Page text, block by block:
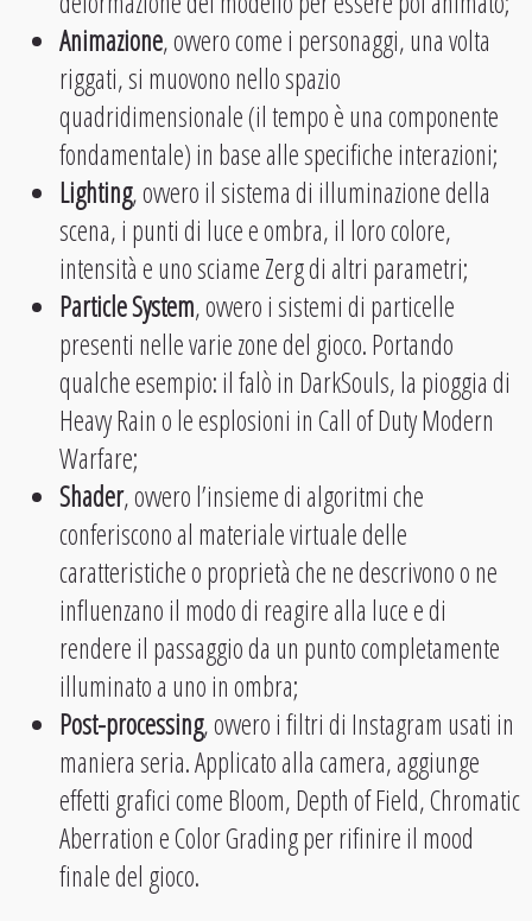
Animazione, ovvero come i personaggi, una volta
riggati, si muovono nello spazio
quadridimensionale (il tempo è una componente
fondamentale) in base alle specifiche interazioni;
Lighting, ovvero il sistema di illuminazione della
scena, i punti di luce e ombra, il loro colore,
intensità e uno sciame Zerg di altri parametri;
Particle System, ovvero i sistemi di particelle
presenti nelle varie zone del gioco. Portando
qualche esempio: il falò in DarkSouls, la pioggia di
Heavy Rain o le esplosioni in Call of Duty Modern
Warfare;
Shader, ovvero l’insieme di algoritmi che
conferiscono al materiale virtuale delle
caratteristiche o proprietà che ne descrivono o ne
influenzano il modo di reagire alla luce e di
rendere il passaggio da un punto completamente
illuminato a uno in ombra;
Post-processing, ovvero i filtri di Instagram usati in
maniera seria. Applicato alla camera, aggiunge
effetti grafici come Bloom, Depth of Field, Chromatic
Aberration e Color Grading per rifinire il mood
finale del gioco.